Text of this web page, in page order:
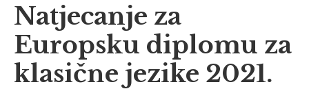
KONTAKT
Natjecanje za
Europsku diplomu za
klasične jezike 2021.